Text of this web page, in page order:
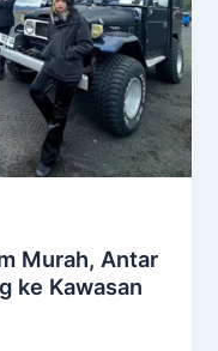
Murah, Antar
ke Kawasan